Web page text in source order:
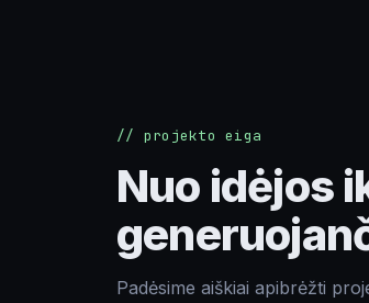
// projekto eiga
Nuo idėjos
Padėsime aiškiai apibrėžti